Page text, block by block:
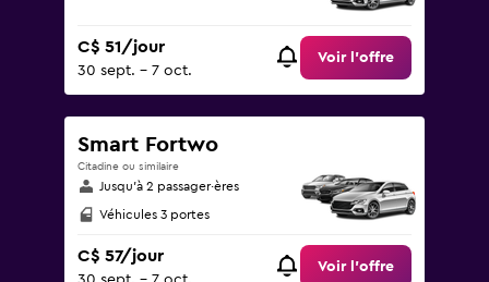
C$ 51/jour
30 sept. - 7 oct.
Voir l’offre
Smart Fortwo
Citadine ou similaire
Jusqu’à 2 passager·ères
Véhicules 3 portes
C$ 57/jour
Voir l’offre